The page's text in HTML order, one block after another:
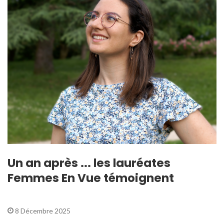
Un an après ... les lauréates
Femmes En Vue témoignent
8 Décembre 2025